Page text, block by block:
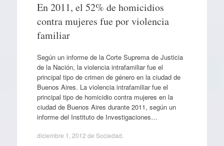
En 2011, el 52% de homicidios
contra mujeres fue por violencia
familiar
Según un informe de la Corte Suprema de Justicia
de la Nación, la violencia intrafamiliar fue el
principal tipo de crimen de género en la ciudad de
Buenos Aires. La violencia intrafamiliar fue el
principal tipo de homicidio contra mujeres en la
ciudad de Buenos Aires durante 2011, según un
informe del Instituto de Investigaciones…
diciembre 1, 2012 de Sociedad